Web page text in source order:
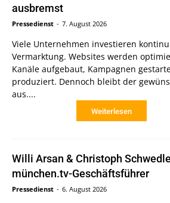
ausbremst
Pressedienst - 7. August 2026
Viele Unternehmen investieren
Vermarktung. Websites werden
Kanäle aufgebaut, Kampagnen
produziert. Dennoch bleibt der
aus....
Weiterlesen
Willi Arsan & Christoph
münchen.tv-Geschäftsführer
Pressedienst - 6. August 2026